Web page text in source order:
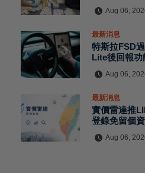
Aug 06,
最新消息
特斯拉FSD
Lite後回報
Aug 06,
最新消息
實價雷達推
登錄免留個資
Aug 06,